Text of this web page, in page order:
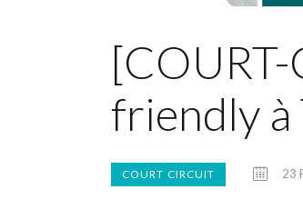
friendly à
COURT CIRCUIT 23